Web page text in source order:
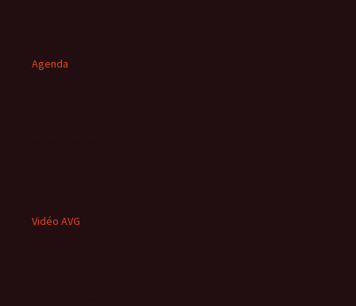
Agenda
Vidéo AVG